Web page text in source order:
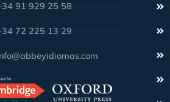
91 929 25 58
72 225 13 29